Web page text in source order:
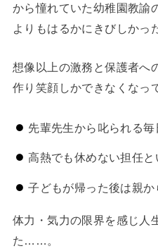
から憧れていた幼稚園教諭
よりもはるかにきびしかっ
想像以上の激務と保護者へ
作り笑顔しかできなくなっ
先輩先生から叱られる毎
高熱でも休めない担任と
子どもが帰った後は親
体力・気力の限界を感じ人
た……。